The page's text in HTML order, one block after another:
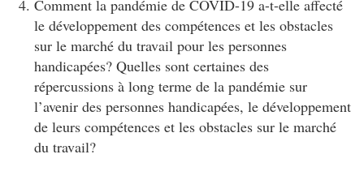
Comment la pandémie de COVID-19 a-t-elle affecté
le développement des compétences et les obstacles
sur le marché du travail pour les personnes
handicapées? Quelles sont certaines des
répercussions à long terme de la pandémie sur
l’avenir des personnes handicapées, le développement
de leurs compétences et les obstacles sur le marché
du travail?